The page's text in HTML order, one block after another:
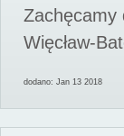
Zachęcamy
Więcław-
dodano: Jan 13 2018